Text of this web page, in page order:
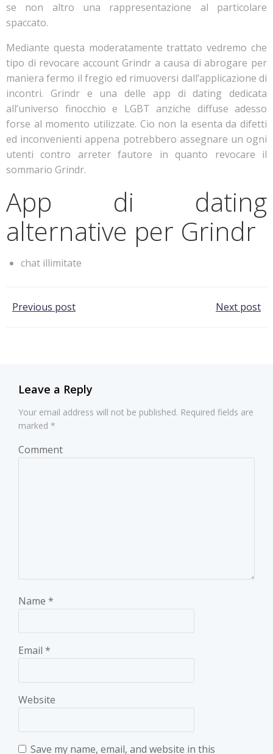
se non altro una rappresentazione al particolare
spaccato.
Mediante questa moderatamente trattato vedremo che
tipo di revocare account Grindr a causa di abrogare per
maniera fermo il fregio ed rimuoversi dall’applicazione di
incontri. Grindr e una delle app di dating dedicata
all’universo finocchio e LGBT anziche diffuse adesso
forse al momento utilizzate. Cio non la esenta da difetti
ed inconvenienti appena potrebbero assegnare un ogni
utenti contro arreter fautore in quanto revocare il
sommario Grindr.
App di dating
alternative per Grindr
chat illimitate
Post
Previous post Next post
Leave a Reply
Your email address will not be published. Required fields are
marked *
Comment
Name *
Email *
Website
Save my name, email, and website in this